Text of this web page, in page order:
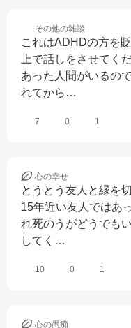
その他の雑談
これはADHDの方を
上で話しをさせてく
あった人間がいるの
れてから…
7 0 1
心の幸せ
とうとう友人と縁を
15年近い友人ではあ
れ死のうがどうでも
してく…
10 0 1
心の愚痴